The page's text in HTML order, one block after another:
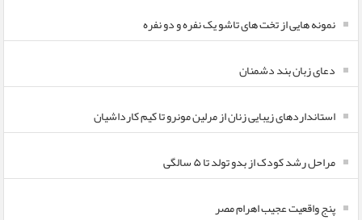
نمونه هایی از تخت های تاشو یک نفره و دو نفره
دعای زبان بند دشمنان
استانداردهای زیبایی زنان از مرلین مونرو تا کیم کارداشیان
مراحل رشد کودک از بدو تولد تا ۵ سالگی
پنج واقعیت عجیب اهرام مصر